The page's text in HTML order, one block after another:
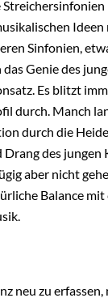
Ideen
Sinfonien,
Genie des
Es blitzt
durch. Manch
durch die
des
aber nicht
Balance mit
neu zu